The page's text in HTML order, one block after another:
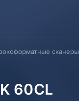
сканеры
60CL